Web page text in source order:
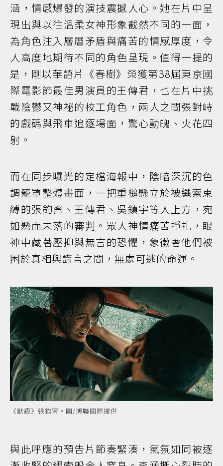
涵，情感爆發的演技震撼人心。她在片中呈
現出與以往溫柔女神形象截然不同的一面，
為角色注入層層矛盾與痛苦的情感厚度，令
人高度地期待不同的角色呈現。值得一提的
是，剛以華語片《春樹》榮獲第38屆東京國
際電影節最佳男演員的王傳君，也在片中挑
戰陰鬱又神祕的校工角色，兩人之間張對峙
的戲碼與飛車追逐場面，驚心動魄、火花四
射。
而在同步曝光的定檔海報中，陰暗深沉的色
調籠罩整體畫面，一把重槌懸立於被繩索束
縛的張鈞甯、王傳君、吳鎮宇等人上方，宛
如懸而未落的審判。眾人神情痛苦掙扎，眼
神中藏著壓抑與無言的恐懼，象徵著他們被
困於真相與謊言之間，無處可逃的命運。
《默殺》張鈞甯。圖/鴻聯國際提供
與此呼應的預告片節奏緊湊，氣氛如同被逐